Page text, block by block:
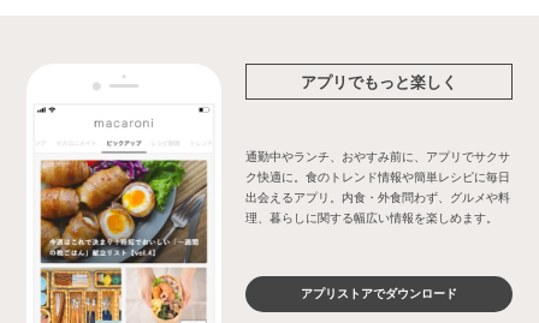
アプリでもっと楽しく
通勤中やランチ、おやすみ前に、アプリでサクサ
ク快適に。食のトレンド情報や簡単レシピに毎日
出会えるアプリ。内食・外食問わず、グルメや料
理、暮らしに関する幅広い情報を楽しめます。
アプリストアでダウンロード